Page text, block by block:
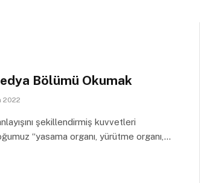
Bölümü Okumak
2022
şekillendirmiş kuvvetleri
“yasama organı, yürütme organı,…